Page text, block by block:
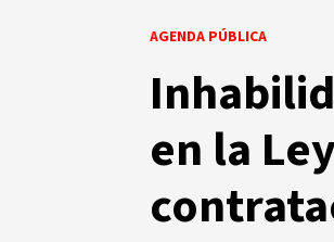
AGENDA PÚBLICA
en la